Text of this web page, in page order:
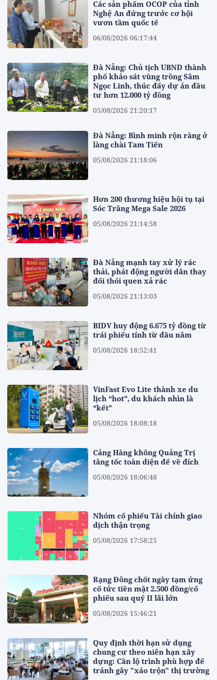
Các sản phẩm OCOP của tỉnh
Nghệ An đứng trước cơ hội
vươn tầm quốc tế
06/08/2026 06:17:44
Đà Nẵng: Chủ tịch UBND thành
phố khảo sát vùng trồng Sâm
Ngọc Linh, thúc đẩy dự án đầu
tư hơn 12.000 tỷ đồng
05/08/2026 21:20:17
Đà Nẵng: Bình minh rộn ràng ở
làng chài Tam Tiến
05/08/2026 21:18:06
Hơn 200 thương hiệu hội tụ tại
Sóc Trăng Mega Sale 2026
05/08/2026 21:14:58
Đà Nẵng mạnh tay xử lý rác
thải, phát động người dân thay
đổi thói quen xả rác
05/08/2026 21:13:03
BIDV huy động 6.675 tỷ đồng từ
trái phiếu tính từ đầu năm
05/08/2026 18:52:41
VinFast Evo Lite thành xe du
lịch “hot”, du khách nhìn là
“kết”
05/08/2026 18:08:18
Cảng Hàng không Quảng Trị
tăng tốc toàn diện để về đích
05/08/2026 18:06:48
Nhóm cổ phiếu Tài chính giao
dịch thận trọng
05/08/2026 17:58:25
Rạng Đông chốt ngày tạm ứng
cổ tức tiền mặt 2.500 đồng/cổ
phiếu sau quý II lãi lớn
05/08/2026 15:46:21
Quy định thời hạn sử dụng
chung cư theo niên hạn xây
dựng: Cần lộ trình phù hợp để
tránh gây "xáo trộn" thị trường